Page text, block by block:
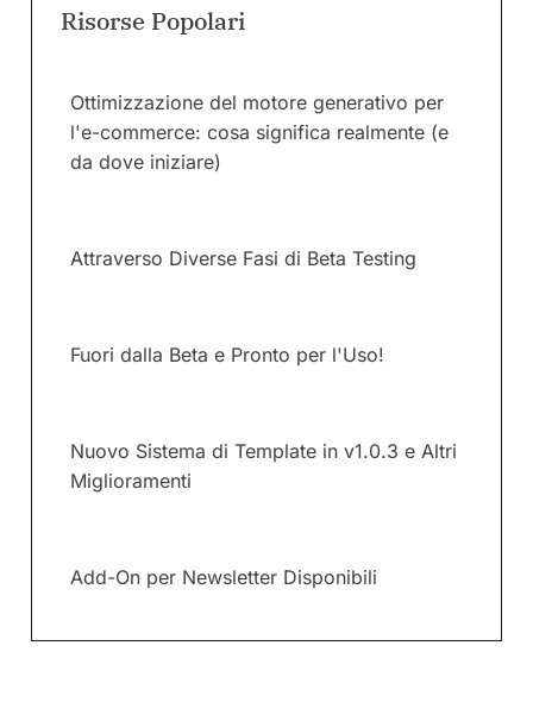
Risorse Popolari
Ottimizzazione del motore generativo per
l'e-commerce: cosa significa realmente (e
da dove iniziare)
Attraverso Diverse Fasi di Beta Testing
Fuori dalla Beta e Pronto per l'Uso!
Nuovo Sistema di Template in v1.0.3 e Altri
Miglioramenti
Add-On per Newsletter Disponibili